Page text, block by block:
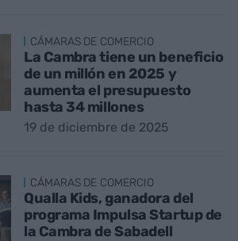
CÁMARAS DE COMERCIO
La Cambra tiene un beneficio
de un millón en 2025 y
aumenta el presupuesto
hasta 34 millones
19 de diciembre de 2025
CÁMARAS DE COMERCIO
Qualla Kids, ganadora del
programa Impulsa Startup de
la Cambra de Sabadell